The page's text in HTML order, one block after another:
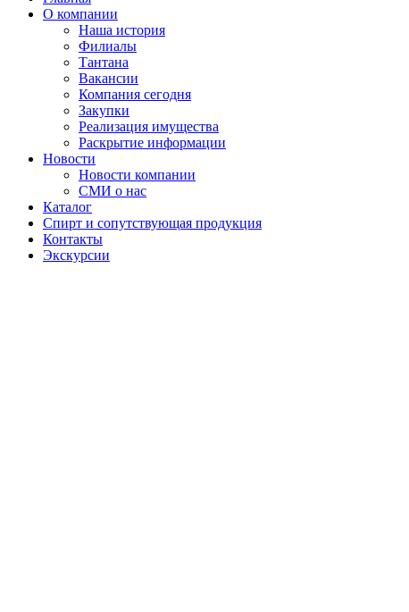
О компании
Наша история
Филиалы
Тантана
Вакансии
Компания сегодня
Закупки
Реализация имущества
Раскрытие информации
Новости
Новости компании
СМИ о нас
Каталог
Спирт и сопутствующая продукция
Контакты
Экскурсии